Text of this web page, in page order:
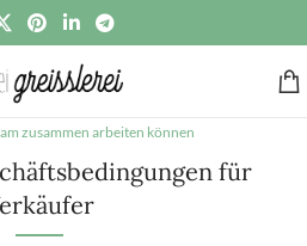
zusammen arbeiten können
für